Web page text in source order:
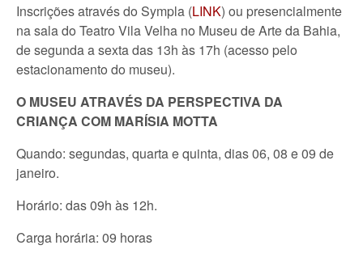
Inscrições através do Sympla (LINK) ou presencialmente
na sala do Teatro Vila Velha no Museu de Arte da Bahia,
de segunda a sexta das 13h às 17h (acesso pelo
estacionamento do museu).
O MUSEU ATRAVÉS DA PERSPECTIVA DA
CRIANÇA COM MARÍSIA MOTTA
Quando: segundas, quarta e quinta, dias 06, 08 e 09 de
janeiro.
Horário: das 09h às 12h.
Carga horária: 09 horas